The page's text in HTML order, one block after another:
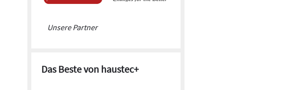
Unsere Partner
Das Beste von haustec+